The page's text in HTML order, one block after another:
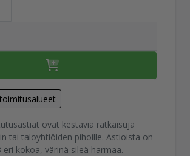
ovat kestäviä ratkaisuja
tai taloyhtiöiden pihoille. Astioista on
eri kokoa, värinä sileä harmaa.